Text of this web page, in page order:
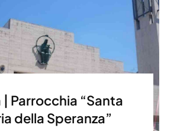
| Parrocchia “Santa
della Speranza”